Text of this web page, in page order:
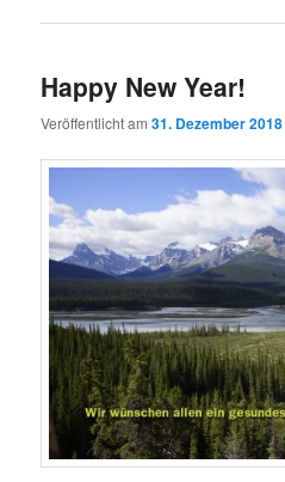
Happy New Year!
Veröffentlicht am31. Dezember 2018